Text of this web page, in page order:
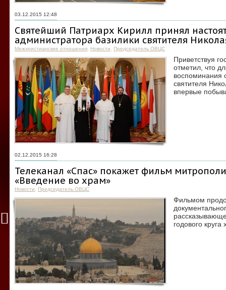
03.12.2015 12:48
Святейший Патриарх Кирилл принял
администратора базилики святителя
Межхристианские отношения Новости Председатель ОВЦС
Приветствуя
отметил, что
воспоминания
святителя
впервые
02.12.2015 16:28
Телеканал «Спас» покажет фильм
«Введение во храм»
Новости Председатель ОВЦС
Фильмом
годового